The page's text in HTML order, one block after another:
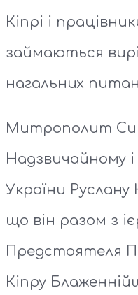
Кіпрі і
займаються
нагальних
Митрополит
Надзвичайному
України
що він разом з
Предстоятеля
Кіпру